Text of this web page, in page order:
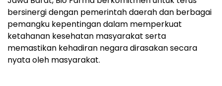
bersinergi dengan pemerintah daerah dan berbagai
pemangku kepentingan dalam memperkuat
ketahanan kesehatan masyarakat serta
memastikan kehadiran negara dirasakan secara
nyata oleh masyarakat.